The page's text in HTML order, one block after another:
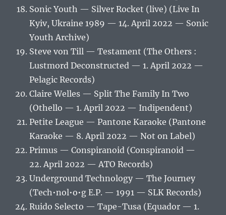
Sonic Youth — Silver Rocket (live) (Live In
Kyiv, Ukraine 1989 — 14. April 2022 — Sonic
Youth Archive)
Steve von Till — Testament (The Others :
Lustmord Deconstructed — 1. April 2022 —
Pelagic Records)
Claire Welles — Split The Family In Two
(Othello — 1. April 2022 — Indipendent)
Petite League — Pantone Karaoke (Pantone
Karaoke — 8. April 2022 — Not on Label)
Primus — Conspiranoid (Conspiranoid —
22. April 2022 — ATO Records)
Underground Technology — The Journey
(Tech•nol•o•g E.P. — 1991 — SLK Records)
Ruido Selecto — Tape-Tusa (Equador — 1.